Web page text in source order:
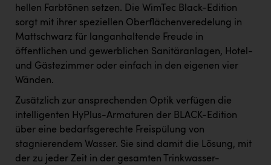
hellen Farbtönen setzen. Die WimTec Black-Edition
sorgt mit ihrer speziellen Oberflächenveredelung in
Mattschwarz für langanhaltende Freude in
öffentlichen und gewerblichen Sanitäranlagen, Hotel-
und Gästezimmer oder einfach in den eigenen vier
Wänden.
Zusätzlich zur ansprechenden Optik verfügen die
intelligenten HyPlus-Armaturen der BLACK-Edition
über eine bedarfsgerechte Freispülung von
stagnierendem Wasser. Sie sind damit die Lösung, mit
der zu jeder Zeit in der gesamten Trinkwasser-